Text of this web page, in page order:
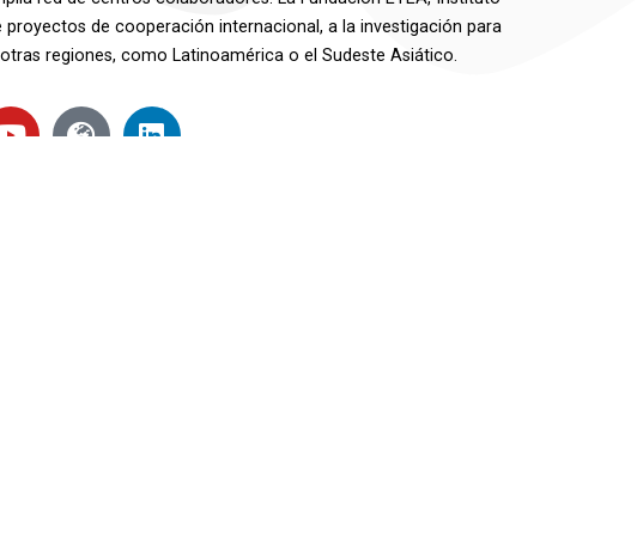
de cooperación internacional, a la investigación para
regiones, como Latinoamérica o el Sudeste Asiático.